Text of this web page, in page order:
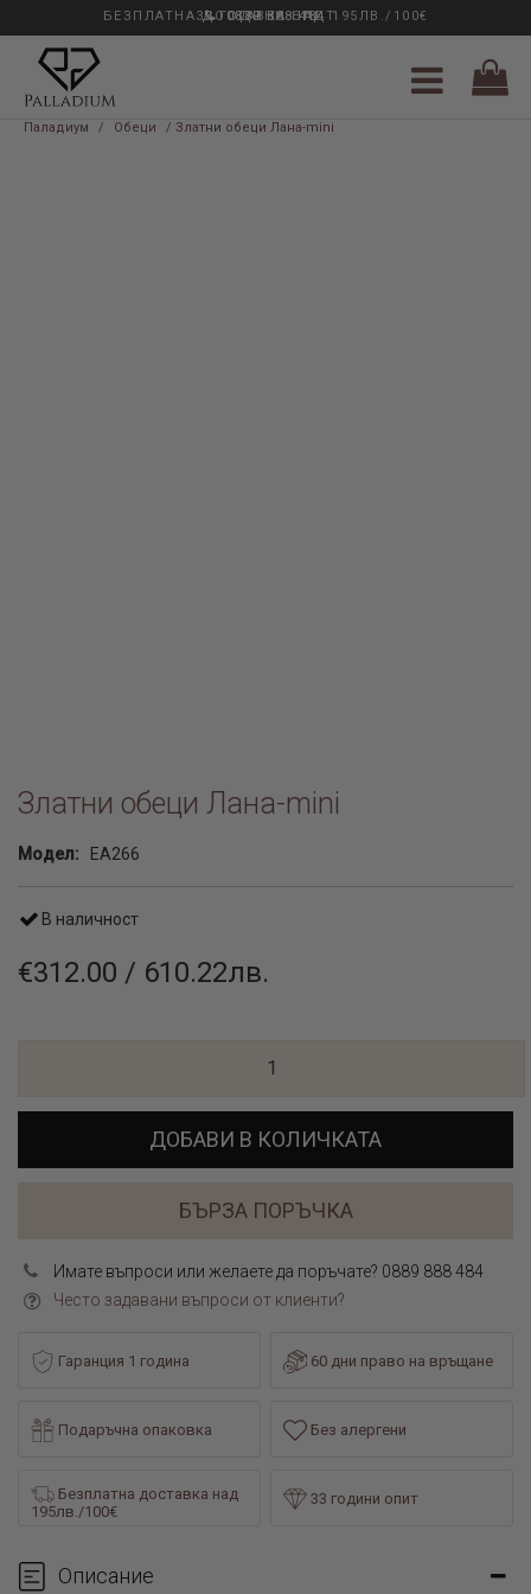
33 ГОДИНИ ОПИТ
БЕЗПЛАТНА ДОСТАВКА НАД 195ЛВ./100€
0889 888 484
Паладиум / Обеци / Златни обеци Лана-mini
Златни обеци Лана-mini
Модел: EA266
В наличност
€312.00 / 610.22лв.
ДОБАВИ В КОЛИЧКАТА
БЪРЗА ПОРЪЧКА
Имате въпроси или желаете да поръчате? 0889 888 484
Често задавани въпроси от клиенти?
Гаранция 1 година 60 дни право на връщане
Подаръчна опаковка Без алергени
Безплатна доставка над
195лв./100€
33 години опит
Описание